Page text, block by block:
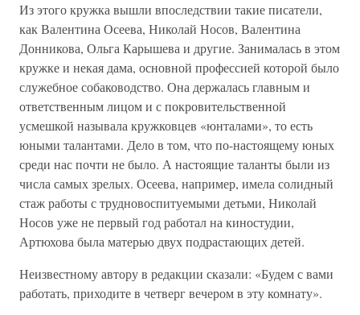
Из этого кружка вышли впоследствии такие писатели,
как Валентина Осеева, Николай Носов, Валентина
Донникова, Ольга Карышева и другие. Занималась в этом
кружке и некая дама, основной профессией которой было
служебное собаководство. Она держалась главным и
ответственным лицом и с покровительственной
усмешкой называла кружковцев «юнталами», то есть
юными талантами. Дело в том, что по-настоящему юных
среди нас почти не было. А настоящие таланты были из
числа самых зрелых. Осеева, например, имела солидный
стаж работы с трудновоспитуемыми детьми, Николай
Носов уже не первый год работал на киностудии,
Артюхова была матерью двух подрастающих детей.
Неизвестному автору в редакции сказали: «Будем с вами
работать, приходите в четверг вечером в эту комнату».